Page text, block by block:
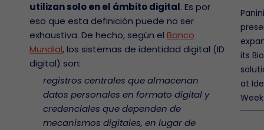
utilizan solo en el ámbito digital. Es por
eso que esta definición puede no ser
exhaustiva. De hecho, según el Banco
Mundial, los sistemas de identidad digital (ID
digital) son:
registros centrales que almacenan
datos personales en formato digital y
credenciales que dependen de
mecanismos digitales, en lugar de
its
at